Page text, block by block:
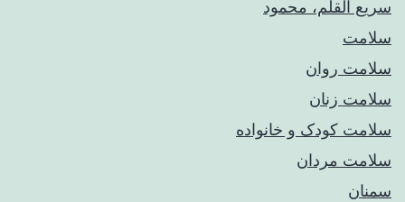
سریع القلم، محمود
سلامت
سلامت روان
سلامت زنان
سلامت کودک‌ و خانواده
سلامت مردان
سمنان